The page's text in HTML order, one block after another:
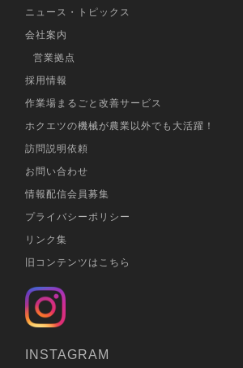
ニュース・トピックス
会社案内
営業拠点
採用情報
作業場まるごと改善サービス
ホクエツの機械が農業以外でも大活躍！
訪問説明依頼
お問い合わせ
情報配信会員募集
プライバシーポリシー
リンク集
旧コンテンツはこちら
INSTAGRAM